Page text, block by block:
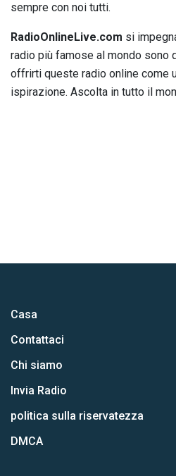
sempre con noi tutti.
RadioOnlineLive.com si
radio più famose al mondo sono
offrirti queste radio online come
ispirazione. Ascolta in tutto il
Casa
Contattaci
Chi siamo
Invia Radio
politica sulla riservatezza
DMCA